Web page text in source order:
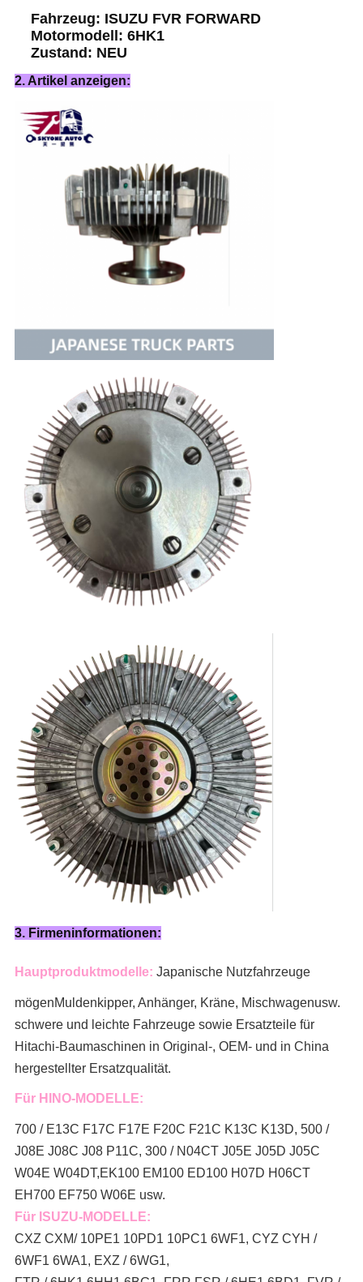
Fahrzeug: ISUZU FVR FORWARD
Motormodell: 6HK1
Zustand: NEU
2. Artikel anzeigen:
3. Firmeninformationen:
Hauptproduktmodelle: Japanische Nutzfahrzeuge
mögenMuldenkipper, Anhänger, Kräne, Mischwagenusw.
schwere und leichte Fahrzeuge sowie Ersatzteile für
Hitachi-Baumaschinen in Original-, OEM- und in China
hergestellter Ersatzqualität.
Für HINO-MODELLE:
700 / E13C F17C F17E F20C F21C K13C K13D, 500 /
J08E J08C J08 P11C, 300 / N04CT J05E J05D J05C
W04E W04DT,EK100 EM100 ED100 H07D H06CT
EH700 EF750 W06E usw.
Für ISUZU-MODELLE:
CXZ CXM/ 10PE1 10PD1 10PC1 6WF1, CYZ CYH /
6WF1 6WA1, EXZ / 6WG1,